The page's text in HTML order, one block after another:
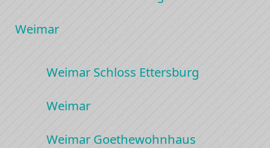
Weimar
Weimar Schloss Ettersburg
Weimar
Weimar Goethewohnhaus